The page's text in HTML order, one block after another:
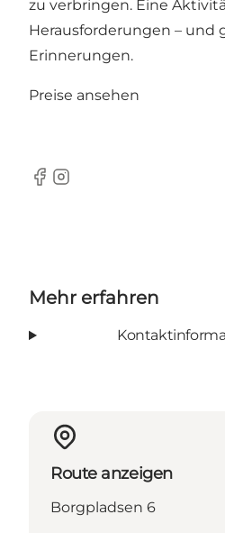
zu verbringen. Eine
Herausforderungen – und
Erinnerungen.
Preise ansehen
Facebook
Instagram
Mehr erfahren
Route anzeigen
Borgpladsen 6